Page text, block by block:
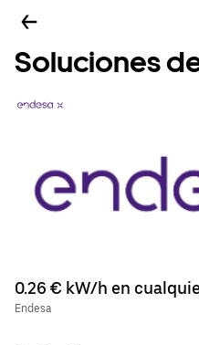
Soluciones
0.26 € kW/h en
Endesa